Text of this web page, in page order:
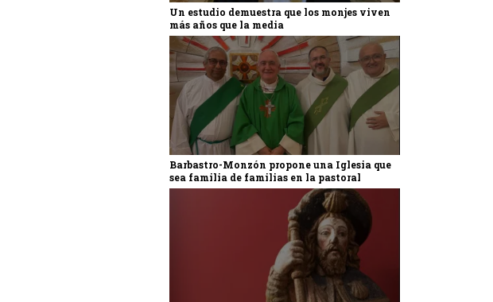
Un estudio demuestra que los monjes viven
más años que la media
Barbastro-Monzón propone una Iglesia que
sea familia de familias en la pastoral